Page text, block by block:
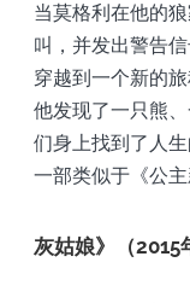
当莫格利在他的
叫，并发出警告
穿越到一个新的
他发现了一只熊
们身上找到了人
一部类似于《公主
灰姑娘》（2015